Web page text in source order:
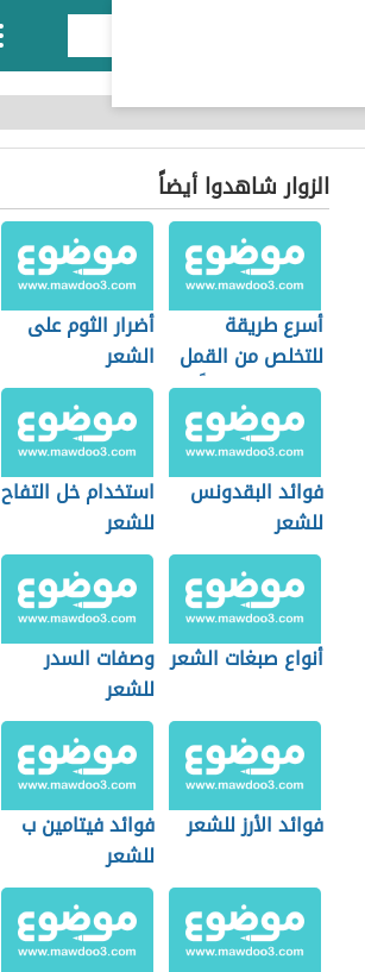
الزوار شاهدوا أيضاً
أسرع طريقة
للتخلص من القمل
والصيبان نهائياً
أضرار الثوم على
الشعر
فوائد البقدونس
للشعر
استخدام خل التفاح
للشعر
أنواع صبغات الشعر وصفات السدر
للشعر
فوائد الأرز للشعر
فوائد فيتامين ب
للشعر